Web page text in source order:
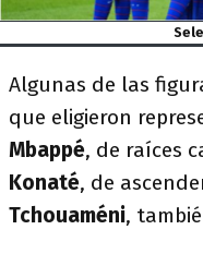
Algunas de las
que eligieron
Mbappé, de raíces
Konaté, de
Tchouaméni,